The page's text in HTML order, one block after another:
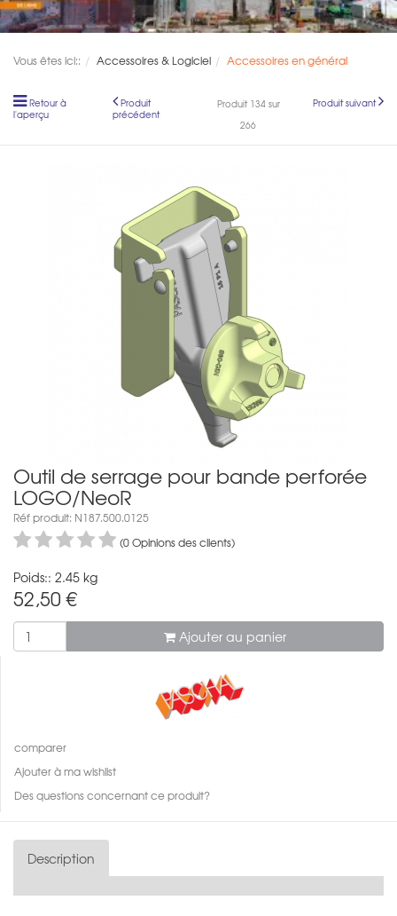
Vous êtes ici:: Accessoires & Logiciel Accessoires en général
Retour à
l'aperçu
Produit
précédent
Produit 134 sur
266
Produit suivant
Outil de serrage pour bande perforée
LOGO/NeoR
Réf produit: N187.500.0125
(0 Opinions des clients)
Poids:: 2.45 kg
52,50 €
Ajouter au panier
comparer
Ajouter à ma wishlist
Des questions concernant ce produit?
Description